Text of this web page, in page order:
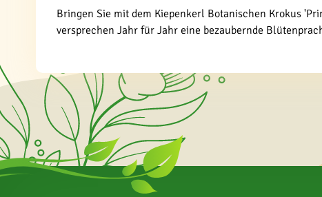
Bringen Sie mit dem Kiepenkerl Botanischen Krokus
versprechen Jahr für Jahr eine bezaubernde